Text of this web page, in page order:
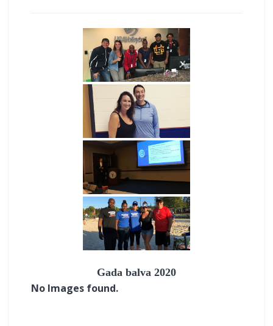
Gada balva 2020
No Images found.